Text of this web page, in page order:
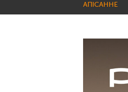
АПІСАННЕ